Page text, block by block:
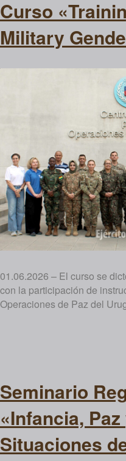
Curso
Military
01.06.2026 – El curso se
con la participación de
Operaciones de Paz del
Seminario
«Infancia,
Situaciones